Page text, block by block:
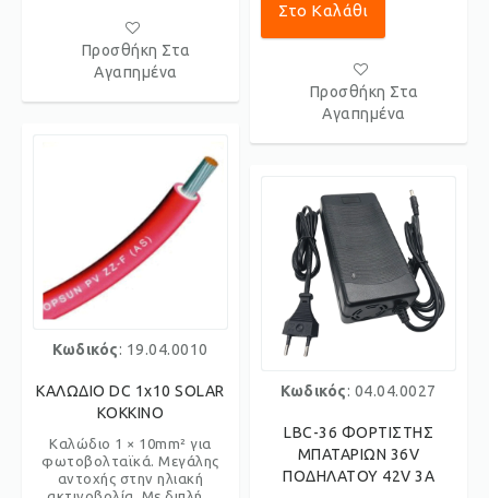
Προσθήκη Στα
Αγαπημένα
Κωδικός: 19.04.0010
ΚΑΛΩΔΙΟ DC 1x10 SOLAR
ΚΟΚΚΙΝΟ
Καλώδιο 1 × 10mm² για
φωτοβολταϊκά. Μεγάλης
αντοχής στην ηλιακή
Στο Καλάθι
Προσθήκη Στα
Αγαπημένα
Κωδικός: 04.04.0027
LBC-36 ΦΟΡΤΙΣΤΗΣ
ΜΠΑΤΑΡΙΩΝ 36V
ΠΟΔΗΛΑΤΟΥ 42V 3A